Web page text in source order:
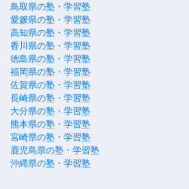
鳥取県の塾・学習塾
愛媛県の塾・学習塾
高知県の塾・学習塾
香川県の塾・学習塾
徳島県の塾・学習塾
福岡県の塾・学習塾
佐賀県の塾・学習塾
長崎県の塾・学習塾
大分県の塾・学習塾
熊本県の塾・学習塾
宮崎県の塾・学習塾
鹿児島県の塾・学習塾
沖縄県の塾・学習塾